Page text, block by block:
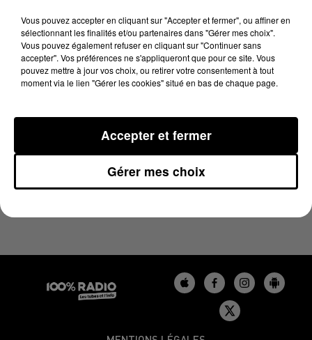
23 octobre 2024 - 4 min 23 sec
LES INFOS DU TARN DU 23/10/2024 À 17H00
Vous pouvez accepter en cliquant sur "Accepter et fermer", ou affiner en
sélectionnant les finalités et/ou partenaires dans "Gérer mes choix".
Vous pouvez également refuser en cliquant sur "Continuer sans
accepter". Vos préférences ne s'appliqueront que pour ce site. Vous
pouvez mettre à jour vos choix, ou retirer votre consentement à tout
moment via le lien "Gérer les cookies" situé en bas de chaque page.
Gérer mes choix
Accepter et fermer